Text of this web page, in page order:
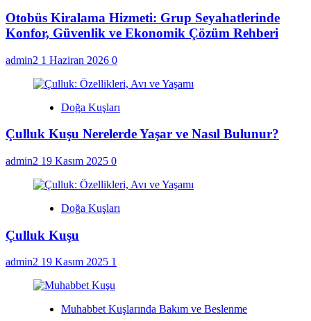
Otobüs Kiralama Hizmeti: Grup Seyahatlerinde
Konfor, Güvenlik ve Ekonomik Çözüm Rehberi
admin2 1 Haziran 2026 0
Doğa Kuşları
Çulluk Kuşu Nerelerde Yaşar ve Nasıl Bulunur?
admin2 19 Kasım 2025 0
Doğa Kuşları
Çulluk Kuşu
admin2 19 Kasım 2025 1
Muhabbet Kuşlarında Bakım ve Beslenme